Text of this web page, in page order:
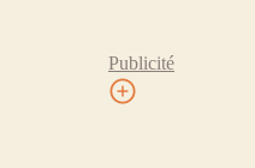
Publicité